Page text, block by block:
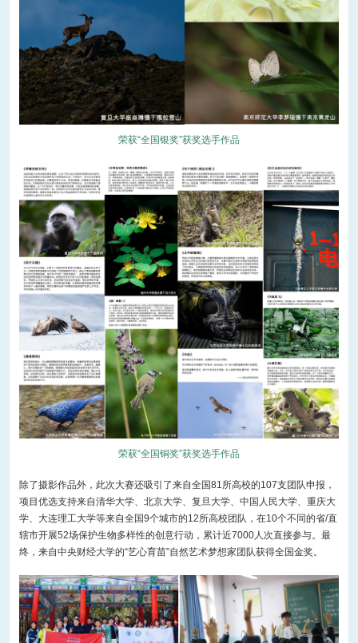
荣获“全国银奖”获奖选手作品
荣获“全国铜奖”获奖选手作品
除了摄影作品外，此次大赛还吸引了来自全国81所高校的107支团队申报，
项目优选支持来自清华大学、北京大学、复旦大学、中国人民大学、重庆大
学、大连理工大学等来自全国9个城市的12所高校团队，在10个不同的省/直
辖市开展52场保护生物多样性的创意行动，累计近7000人次直接参与。最
终，来自中央财经大学的“艺心育苗”自然艺术梦想家团队获得全国金奖。